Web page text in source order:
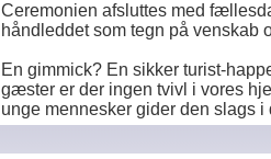
Ceremonien afsluttes med
håndleddet som tegn på venskab
En gimmick? En sikker turist-
gæster er der ingen tvivl i vores
unge mennesker gider den slags